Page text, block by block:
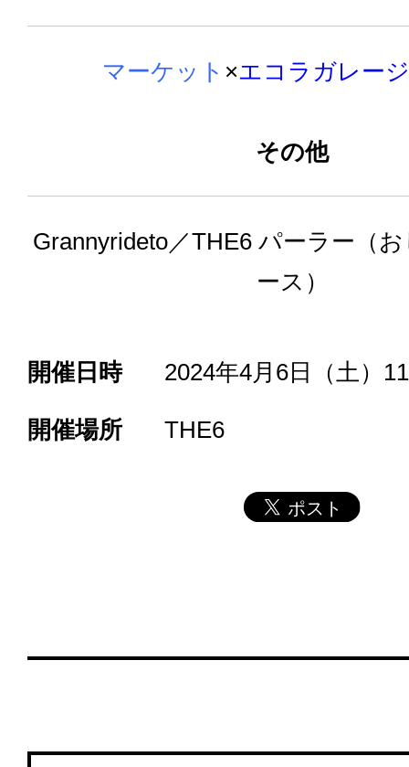
マーケット ×エコラガレー
その他
Grannyrideto／THE6 パーラー（
ース）
開催日時 2024年4月6日（土）
開催場所 THE6